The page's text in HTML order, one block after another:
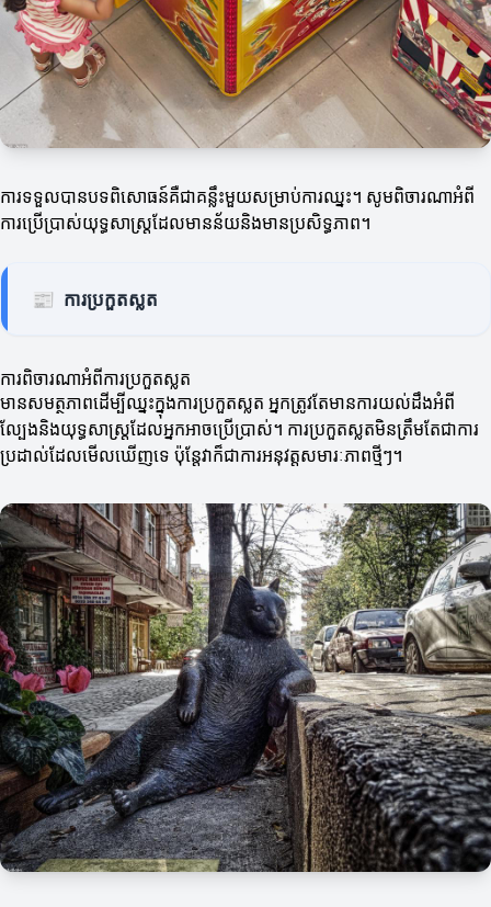
ការទទួលបានបទពិសោធន៍គឺជាគន្លឹះមួយសម្រាប់ការឈ្នះ។ សូមពិចារណាអំពី
ការប្រើប្រាស់យុទ្ធសាស្ត្រដែលមានន័យនិងមានប្រសិទ្ធភាព។
📰 ការប្រកួតស្លត
ការពិចារណាអំពីការប្រកួតស្លត
មានសមត្ថភាពដើម្បីឈ្នះក្នុងការប្រកួតស្លត អ្នកត្រូវតែមានការយល់ដឹងអំពី
ល្បែងនិងយុទ្ធសាស្ត្រដែលអ្នកអាចប្រើប្រាស់។ ការប្រកួតស្លតមិនត្រឹមតែជាការ
ប្រដាល់ដែលមើលឃើញទេ ប៉ុន្តែវាក៏ជាការអនុវត្តសមារៈភាពថ្មីៗ។